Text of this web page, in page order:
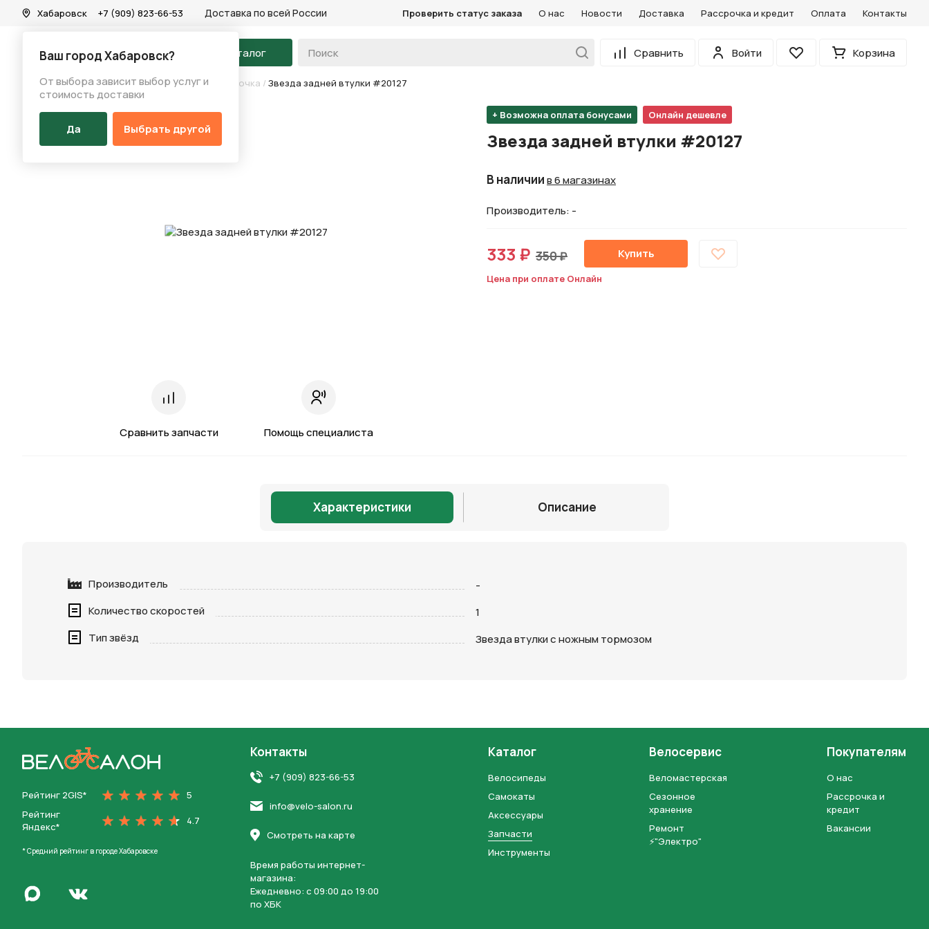
Хабаровск
Ваш город Хабаровск?
От выбора зависит выбор услуг и
стоимость доставки
Да Выбрать другой
+7 (909) 823-66-53 Доставка по всей России Проверить статус заказа О нас Новости Доставка Рассрочка и кредит Оплата Контакты
На главную Каталог Сравнить
Войти
Избранное Корзина
Каталог/Запчасти/Трещотка/кассета/звездочка / Звезда задней втулки #20127
Сравнить запчасти Помощь специалиста
+ Возможна оплата бонусами Онлайн дешевле
Звезда задней втулки #20127
В наличиив 6 магазинах
Производитель: -
333 ₽ 350 ₽ Купить
Цена при оплате Онлайн
Характеристики Описание
Производитель
-
Количество скоростей
1
Тип звёзд
Звезда втулки с ножным тормозом
Рейтинг 2GIS*
5
Рейтинг
Яндекс*
4.7
* Средний рейтинг в городе Хабаровске
Написать в MaxПерейти во Вконтакте
Контакты
+7 (909) 823-66-53
info@velo-salon.ru
Смотреть на карте
Время работы интернет-
магазина:
Ежедневно: c 09:00 до 19:00
по ХБК
Каталог
Велосипеды
Самокаты
Аксессуары
Запчасти
Инструменты
Велосервис
Веломастерская
Сезонное
хранение
Ремонт
⚡"Электро"
Покупателям
О нас
Рассрочка и
кредит
Вакансии
персональных данных и соглашаетесь с политикой конфиденциальности